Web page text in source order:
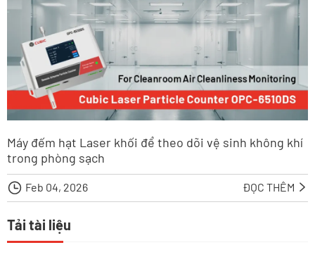
Máy đếm hạt Laser khối để theo dõi vệ sinh không khí
trong phòng sạch
 Feb 04, 2026 ĐỌC THÊM 
Tải tài liệu